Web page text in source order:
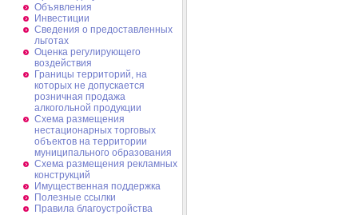
Объявления
Инвестиции
Сведения о предоставленных
льготах
Оценка регулирующего
воздействия
Границы территорий, на
которых не допускается
розничная продажа
алкогольной продукции
Схема размещения
нестационарных торговых
объектов на территории
муниципального образования
Схема размещения рекламных
конструкций
Имущественная поддержка
Полезные ссылки
Правила благоустройства